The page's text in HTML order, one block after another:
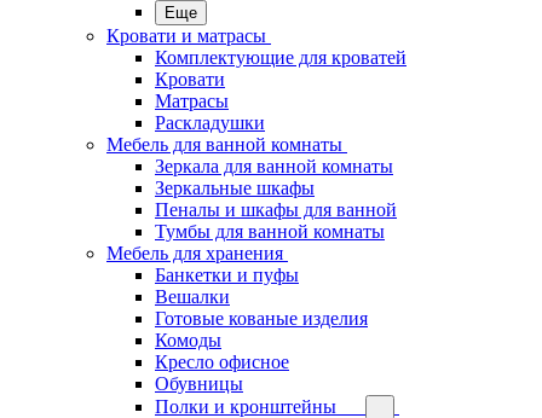
Еще
Кровати и матрасы
Комплектующие для кроватей
Кровати
Матрасы
Раскладушки
Мебель для ванной комнаты
Зеркала для ванной комнаты
Зеркальные шкафы
Пеналы и шкафы для ванной
Тумбы для ванной комнаты
Мебель для хранения
Банкетки и пуфы
Вешалки
Готовые кованые изделия
Комоды
Кресло офисное
Обувницы
Полки и кронштейны